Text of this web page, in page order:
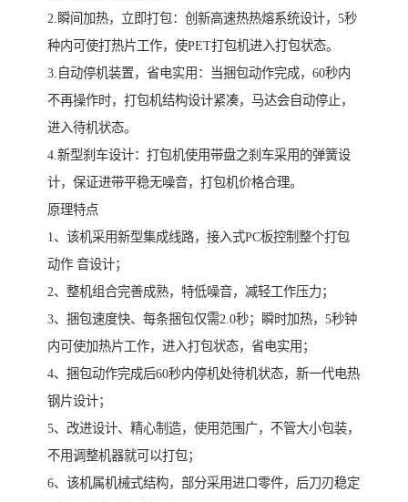
2.瞬间加热，立即打包：创新高速热热熔系统设计，5秒
种内可使打热片工作，使PET打包机进入打包状态。
3.自动停机装置，省电实用：当捆包动作完成，60秒内
不再操作时，打包机结构设计紧凑，马达会自动停止，
进入待机状态。
4.新型刹车设计：打包机使用带盘之刹车采用的弹簧设
计，保证进带平稳无噪音，打包机价格合理。
原理特点
1、该机采用新型集成线路，接入式PC板控制整个打包
动作 音设计；
2、整机组合完善成熟，特低噪音，减轻工作压力；
3、捆包速度快、每条捆包仅需2.0秒；瞬时加热，5秒钟
内可使加热片工作，进入打包状态，省电实用；
4、捆包动作完成后60秒内停机处待机状态，新一代电热
钢片设计；
5、改进设计、精心制造，使用范围广，不管大小包装，
不用调整机器就可以打包；
6、该机属机械式结构，部分采用进口零件，后刀刃稳定